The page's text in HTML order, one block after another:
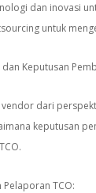
dan inovasi
untuk
Keputusan
dari
keputusan
Pelaporan TCO: